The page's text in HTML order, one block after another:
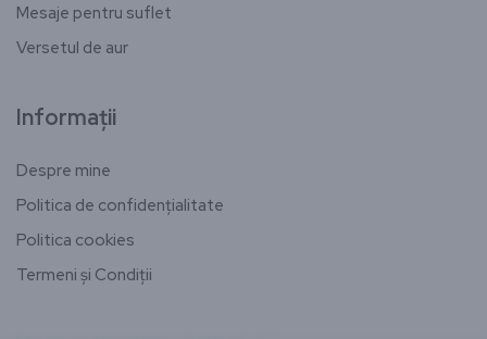
Mesaje pentru suflet
Versetul de aur
Informații
Despre mine
Politica de confidențialitate
Politica cookies
Termeni și Condiții